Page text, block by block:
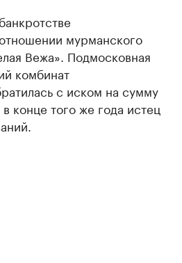
мурманского
Вежа». Подмосковная
комбинат
с иском на сумму
конце того же года истец